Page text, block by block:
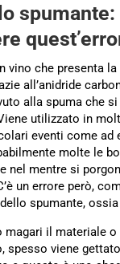
spumante:
vino che presenta
all’anidride
alla spuma che
utilizzato in
eventi come ad
molte le
nel mentre si
un errore però,
spumante, ossia
magari il materiale o
spesso viene gettato